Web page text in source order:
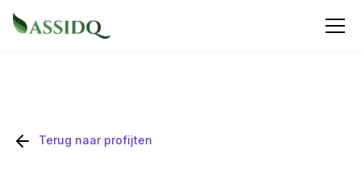
Terug naar profijten